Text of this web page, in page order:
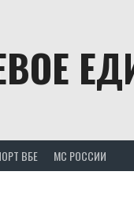
ВБЕ МС РОССИИ